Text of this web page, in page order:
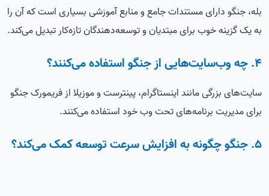
بله، جنگو دارای مستندات جامع و منابع آموزشی بسیاری است که آن را
به یک گزینه خوب برای مبتدیان و توسعه‌دهندگان تازه‌کار تبدیل می‌کند.
4. چه وب‌سایت‌هایی از جنگو استفاده می‌کنند؟
سایت‌های بزرگی مانند اینستاگرام، پینترست و موزیلا از فریمورک جنگو
برای مدیریت برنامه‌های تحت وب خود استفاده می‌کنند.
5. جنگو چگونه به افزایش سرعت توسعه کمک می‌کند؟